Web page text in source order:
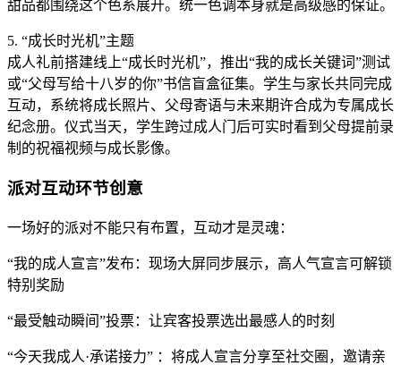
甜品都围绕这个色系展开。统一色调本身就是高级感的保证。
5. “成长时光机”主题
成人礼前搭建线上“成长时光机”，推出“我的成长关键词”测试
或“父母写给十八岁的你”书信盲盒征集。学生与家长共同完成
互动，系统将成长照片、父母寄语与未来期许合成为专属成长
纪念册。仪式当天，学生跨过成人门后可实时看到父母提前录
制的祝福视频与成长影像。
派对互动环节创意
一场好的派对不能只有布置，互动才是灵魂：
“我的成人宣言”发布：现场大屏同步展示，高人气宣言可解锁
特别奖励
“最受触动瞬间”投票：让宾客投票选出最感人的时刻
“今天我成人·承诺接力” ：将成人宣言分享至社交圈，邀请亲